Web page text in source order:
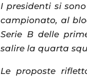
I presidenti si
campionato, al
Serie B delle
salire la quarta
Le proposte